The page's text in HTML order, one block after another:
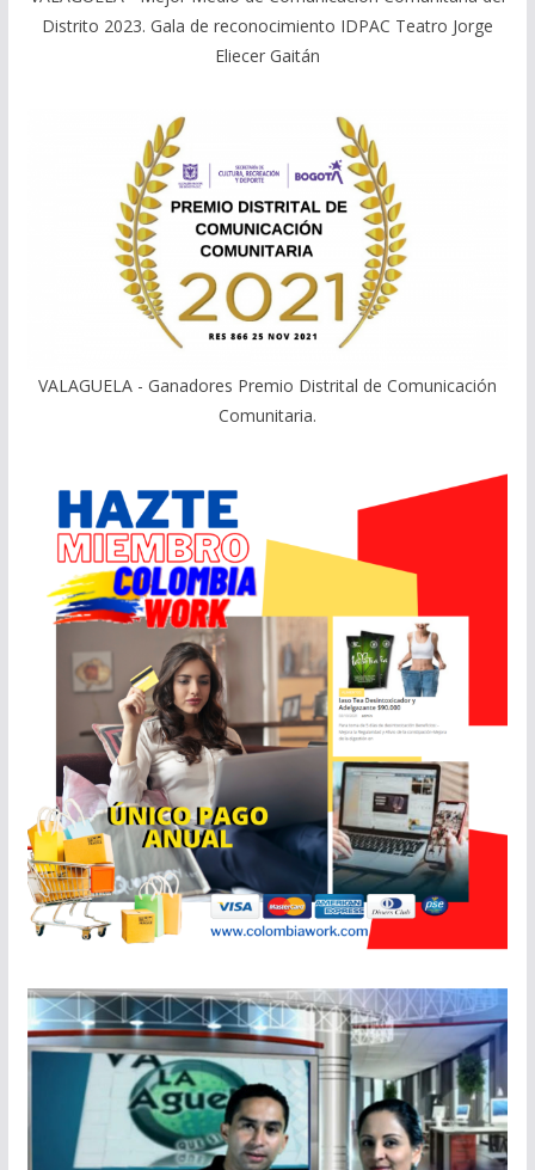
Distrito 2023. Gala de reconocimiento IDPAC Teatro Jorge
Eliecer Gaitán
VALAGUELA - Ganadores Premio Distrital de Comunicación
Comunitaria.